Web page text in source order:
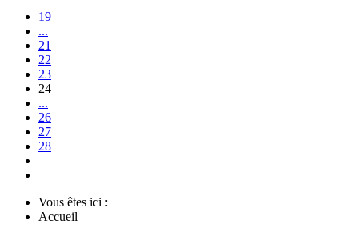
19
...
21
22
23
24
...
26
27
28
Vous êtes ici :
Accueil